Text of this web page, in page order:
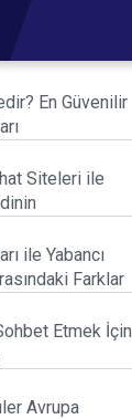
En Güvenilir
Siteleri ile
ile Yabancı
Farklar
Etmek İçin
Avrupa